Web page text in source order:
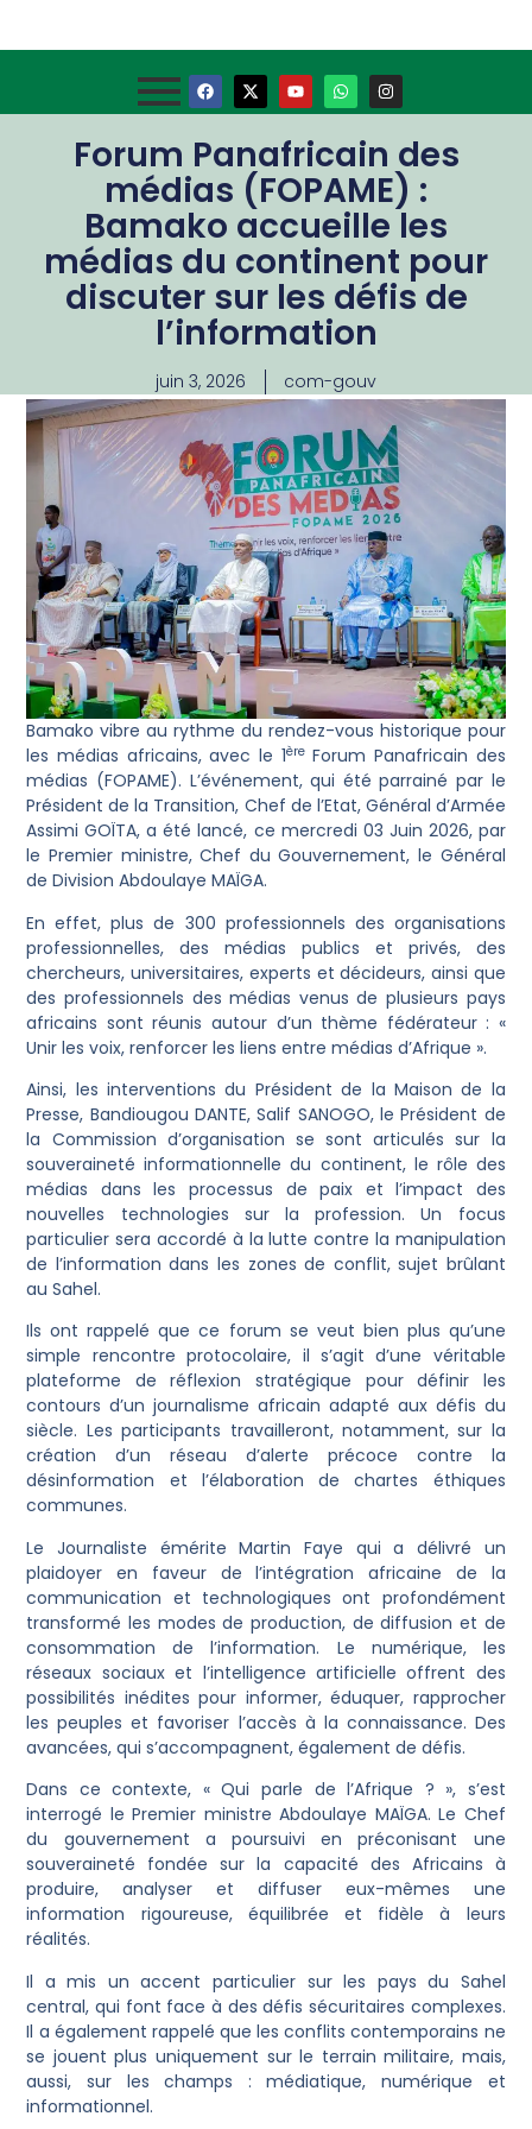
Forum Panafricain des
médias (FOPAME) :
Bamako accueille les
médias du continent pour
discuter sur les défis de
l’information
juin 3, 2026 com-gouv
Bamako vibre au rythme du rendez-vous historique pour
les médias africains, avec le 1èreForum Panafricain des
médias (FOPAME). L’événement, qui été parrainé par le
Président de la Transition, Chef de l’Etat, Général d’Armée
Assimi GOÏTA, a été lancé, ce mercredi 03 Juin 2026, par
le Premier ministre, Chef du Gouvernement, le Général
de Division Abdoulaye MAÏGA.
En effet, plus de 300 professionnels des organisations
professionnelles, des médias publics et privés, des
chercheurs, universitaires, experts et décideurs, ainsi que
des professionnels des médias venus de plusieurs pays
africains sont réunis autour d’un thème fédérateur : «
Unir les voix, renforcer les liens entre médias d’Afrique ».
Ainsi, les interventions du Président de la Maison de la
Presse, Bandiougou DANTE, Salif SANOGO, le Président de
la Commission d’organisation se sont articulés sur la
souveraineté informationnelle du continent, le rôle des
médias dans les processus de paix et l’impact des
nouvelles technologies sur la profession. Un focus
particulier sera accordé à la lutte contre la manipulation
de l’information dans les zones de conflit, sujet brûlant
au Sahel.
Ils ont rappelé que ce forum se veut bien plus qu’une
simple rencontre protocolaire, il s’agit d’une véritable
plateforme de réflexion stratégique pour définir les
contours d’un journalisme africain adapté aux défis du
siècle. Les participants travailleront, notamment, sur la
création d’un réseau d’alerte précoce contre la
désinformation et l’élaboration de chartes éthiques
communes.
Le Journaliste émérite Martin Faye qui a délivré un
plaidoyer en faveur de l’intégration africaine de la
communication et technologiques ont profondément
transformé les modes de production, de diffusion et de
consommation de l’information. Le numérique, les
réseaux sociaux et l’intelligence artificielle offrent des
possibilités inédites pour informer, éduquer, rapprocher
les peuples et favoriser l’accès à la connaissance. Des
avancées, qui s’accompagnent, également de défis.
Dans ce contexte, « Qui parle de l’Afrique ? », s’est
interrogé le Premier ministre Abdoulaye MAÏGA. Le Chef
du gouvernement a poursuivi en préconisant une
souveraineté fondée sur la capacité des Africains à
produire, analyser et diffuser eux-mêmes une
information rigoureuse, équilibrée et fidèle à leurs
réalités.
Il a mis un accent particulier sur les pays du Sahel
central, qui font face à des défis sécuritaires complexes.
Il a également rappelé que les conflits contemporains ne
se jouent plus uniquement sur le terrain militaire, mais,
aussi, sur les champs : médiatique, numérique et
informationnel.